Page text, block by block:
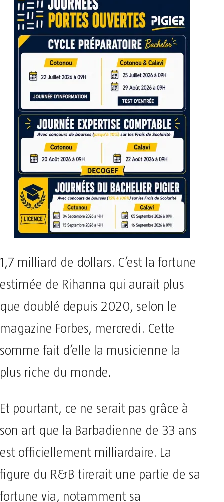
1,7 milliard de dollars. C’est la fortune
estimée de Rihanna qui aurait plus
que doublé depuis 2020, selon le
magazine Forbes, mercredi. Cette
somme fait d’elle la musicienne la
plus riche du monde.
Et pourtant, ce ne serait pas grâce à
son art que la Barbadienne de 33 ans
est officiellement milliardaire. La
figure du R&B tirerait une partie de sa
fortune via, notamment sa